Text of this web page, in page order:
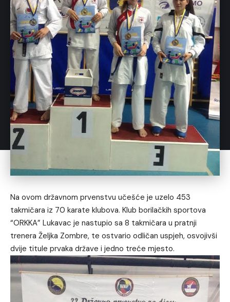
Na ovom državnom prvenstvu učešće je uzelo 453
takmičara iz 70 karate klubova. Klub borilačkih sportova
“ORKKA” Lukavac je nastupio sa 8 takmičara u pratnji
trenera Željka Zombre, te ostvario odličan uspjeh, osvojivši
dvije titule prvaka države i jedno treće mjesto.